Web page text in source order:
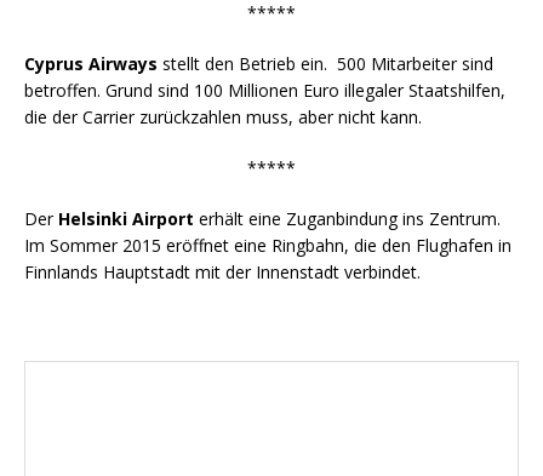
*****
Cyprus Airways stellt den Betrieb ein. 500 Mitarbeiter sind
betroffen. Grund sind 100 Millionen Euro illegaler Staatshilfen,
die der Carrier zurückzahlen muss, aber nicht kann.
*****
Der Helsinki Airport erhält eine Zuganbindung ins Zentrum.
Im Sommer 2015 eröffnet eine Ringbahn, die den Flughafen in
Finnlands Hauptstadt mit der Innenstadt verbindet.